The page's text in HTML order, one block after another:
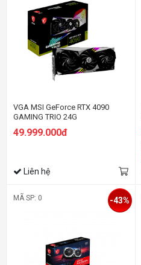
VGA MSI GeForce RTX 4090
GAMING TRIO 24G
49.999.000đ
Liên hệ
MÃ SP: 0 -43%